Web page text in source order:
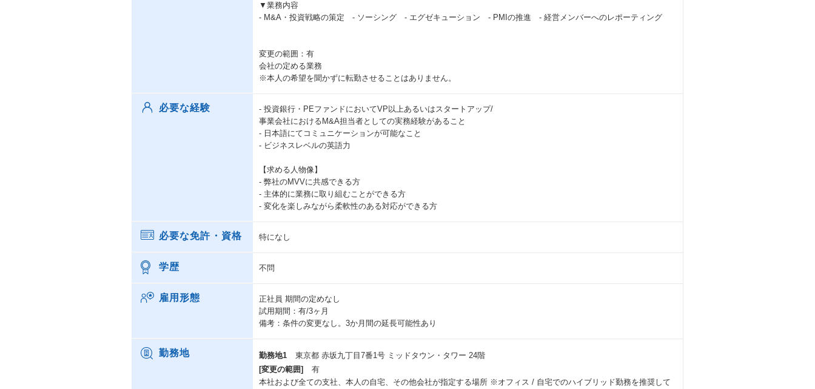
▼業務内容
- M&A・投資戦略の策定 - ソーシング - エグゼキューション - PMIの推進 - 経営メンバーへのレポーティング
変更の範囲：有
会社の定める業務
※本人の希望を聞かずに転勤させることはありません。
必要な経験
- 投資銀行・PEファンドにおいてVP以上あるいはスタートアップ/
事業会社におけるM&A担当者としての実務経験があること
- 日本語にてコミュニケーションが可能なこと
- ビジネスレベルの英語力
【求める人物像】
- 弊社のMVVに共感できる方
- 主体的に業務に取り組むことができる方
- 変化を楽しみながら柔軟性のある対応ができる方
必要な免許・資格 特になし
学歴 不問
雇用形態 正社員 期間の定めなし
試用期間：有/3ヶ月
備考：条件の変更なし。3か月間の延長可能性あり
勤務地 勤務地1
東京都 赤坂九丁目7番1号 ミッドタウン・タワー 24階
[変更の範囲]
有
本社および全ての支社、本人の自宅、その他会社が指定する場所 ※オフィス / 自宅でのハイブリッド勤務を推奨して